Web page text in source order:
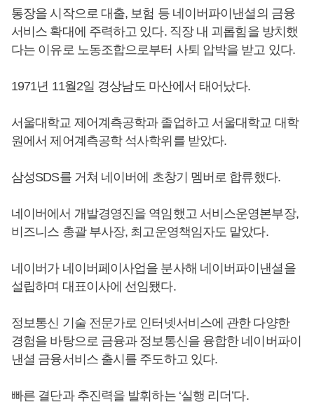
통장을 시작으로 대출, 보험 등 네이버파이낸셜의 금융
서비스 확대에 주력하고 있다. 직장 내 괴롭힘을 방치했
다는 이유로 노동조합으로부터 사퇴 압박을 받고 있다.
1971년 11월2일 경상남도 마산에서 태어났다.
서울대학교 제어계측공학과 졸업하고 서울대학교 대학
원에서 제어계측공학 석사학위를 받았다.
삼성SDS를 거쳐 네이버에 초창기 멤버로 합류했다.
네이버에서 개발경영진을 역임했고 서비스운영본부장,
비즈니스 총괄 부사장, 최고운영책임자도 맡았다.
네이버가 네이버페이사업을 분사해 네이버파이낸셜을
설립하며 대표이사에 선임됐다.
정보통신 기술 전문가로 인터넷서비스에 관한 다양한
경험을 바탕으로 금융과 정보통신을 융합한 네이버파이
낸셜 금융서비스 출시를 주도하고 있다.
빠른 결단과 추진력을 발휘하는 ‘실행 리더’다.